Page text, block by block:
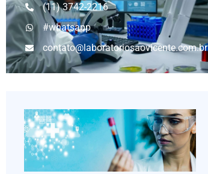
(11) 3742-2216
#whatsapp
contato@laboratoriosaovicente.com.br